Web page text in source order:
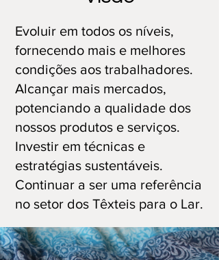
Evoluir em todos os níveis,
fornecendo mais e melhores
condições aos trabalhadores.
Alcançar mais mercados,
potenciando a qualidade dos
nossos produtos e serviços.
Investir em técnicas e
estratégias sustentáveis.
Continuar a ser uma referência
no setor dos Têxteis para o Lar.